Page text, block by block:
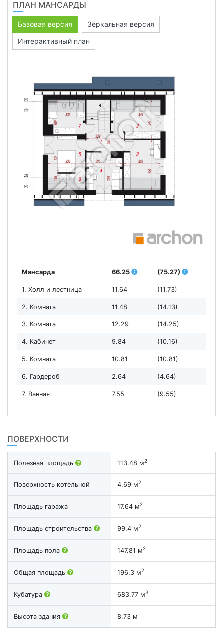
ПЛАН МАНСАРДЫ
Базовая версия
Зеркальная версия
Интерактивный план
Мансарда 66.25 (75.27)
1. Холл и лестница 11.64 (11.73)
2. Комната 11.48 (14.13)
3. Комната 12.29 (14.25)
4. Кабинет 9.84 (10.16)
5. Комната 10.81 (10.81)
6. Гардероб 2.64 (4.64)
7. Ванная 7.55 (9.55)
ПОВЕРХНОСТИ
Полезная площадь 113.48 м2
Поверхность котельной 4.69 м2
Площадь гаража 17.64 м2
Площадь строительства 99.4 м2
Площадь пола 147.81 м2
Общая площадь 196.3 м2
Кубатура 683.77 м3
Высота здания 8.73 м